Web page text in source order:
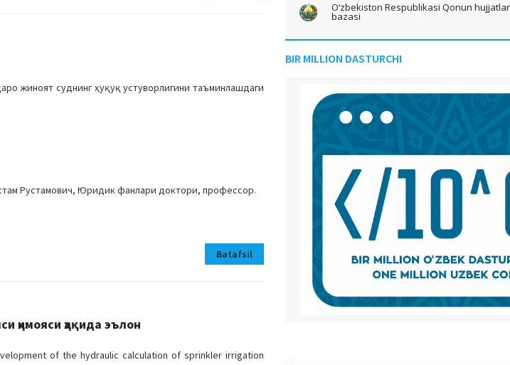
жиноят суднинг ҳуқуқ устуворлигини таъминлашдаги
Рустамович, Юридик фанлари доктори, профессор.
Batafsil
ҳимояси ҳақида эълон
of the hydraulic calculation of sprinkler irrigation
O‘zbekiston Respublikasi Qonun
bazasi
BIR MILLION DASTURCHI